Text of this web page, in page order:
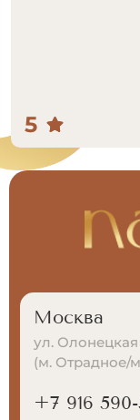
5
Москва
ул. Олонецкая
(м. Отрадное/
+7 916